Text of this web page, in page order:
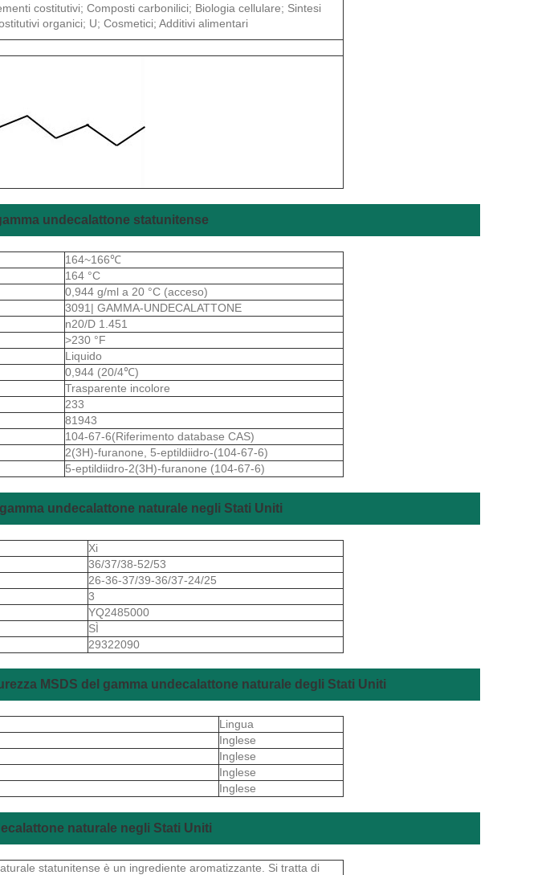
costitutivi; Composti carbonilici; Biologia cellulare; Sintesi
organici; U; Cosmetici; Additivi alimentari
undecalattone statunitense
164~166℃
164 °C
0,944 g/ml a 20 °C (acceso)
3091| GAMMA-UNDECALATTONE
n20/D 1.451
>230 °F
Liquido
0,944 (20/4℃)
Trasparente incolore
233
81943
104-67-6(Riferimento database CAS)
2(3H)-furanone, 5-eptildiidro-(104-67-6)
5-eptildiidro-2(3H)-furanone (104-67-6)
undecalattone naturale negli Stati Uniti
Xi
36/37/38-52/53
26-36-37/39-36/37-24/25
3
YQ2485000
SÌ
29322090
MSDS del gamma undecalattone naturale degli Stati Uniti
Lingua
Inglese
Inglese
Inglese
Inglese
naturale negli Stati Uniti
statunitense è un ingrediente aromatizzante. Si tratta di